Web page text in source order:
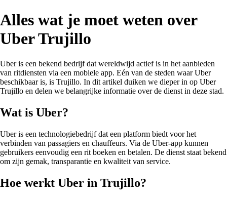
Alles wat je moet weten over
Uber Trujillo
Uber is een bekend bedrijf dat wereldwijd actief is in het aanbieden
van ritdiensten via een mobiele app. Eén van de steden waar Uber
beschikbaar is, is Trujillo. In dit artikel duiken we dieper in op Uber
Trujillo en delen we belangrijke informatie over de dienst in deze stad.
Wat is Uber?
Uber is een technologiebedrijf dat een platform biedt voor het
verbinden van passagiers en chauffeurs. Via de Uber-app kunnen
gebruikers eenvoudig een rit boeken en betalen. De dienst staat bekend
om zijn gemak, transparantie en kwaliteit van service.
Hoe werkt Uber in Trujillo?